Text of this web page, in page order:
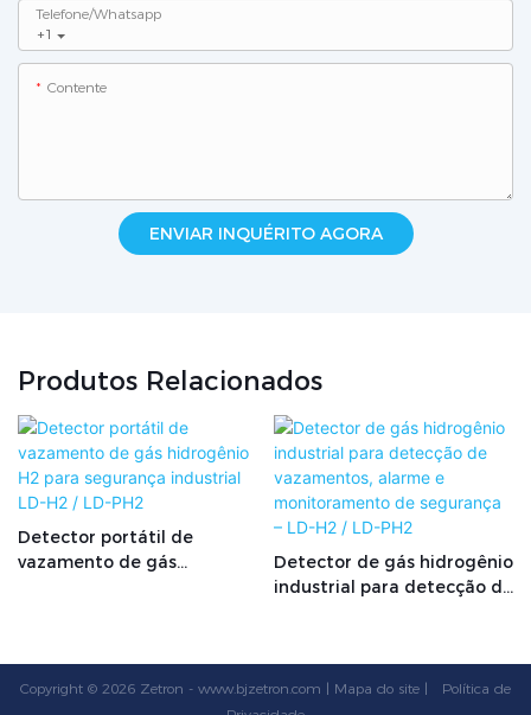
+1
Telefone/whatsapp
Contente
ENVIAR INQUÉRITO AGORA
Produtos Relacionados
Detector portátil de
vazamento de gás
Detector de gás hidrogênio
industrial para detecção de
segurança – LD-H2 / LD-PH2
Copyright © 2026 Zetron - www.bjzetron.com | Mapa do site | Política de